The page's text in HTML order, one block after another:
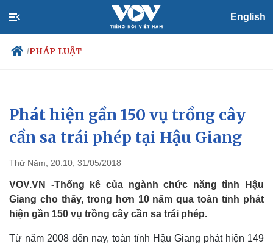
English
/PHÁP LUẬT
Chính trị
Đảng
Tổ chức nhân sự
Nhận diện sự thật
Xã hội
Tin 24h
Dự báo thời tiết
Việc làm
Biển đảo
Phát hiện gần 150 vụ trồng cây
cần sa trái phép tại Hậu Giang
Thứ Năm, 20:10, 31/05/2018
VOV.VN -Thống kê của ngành chức năng tỉnh Hậu
Giang cho thấy, trong hơn 10 năm qua toàn tỉnh phát
hiện gần 150 vụ trồng cây cần sa trái phép.
Từ năm 2008 đến nay, toàn tỉnh Hậu Giang phát hiện 149